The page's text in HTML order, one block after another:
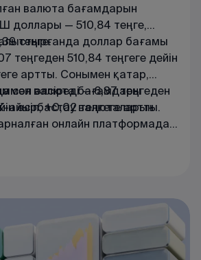
валюта бағамдарын
доллары — 510,84 теңге,
теңге.
доллар бағамы
теңгеден 510,84 теңгеге дейін
артты. Сонымен қатар,
сәл әлсіреді — 6,37 теңгеден
өсіп, +0,02 теңгеге артты.
валютабағамдары
-айырбастау валюталарын
онлайн платформада